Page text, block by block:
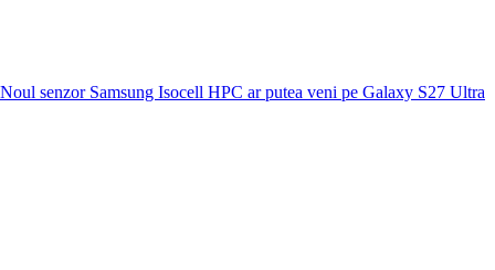
Noul senzor Samsung Isocell HPC ar putea veni pe Galaxy S27 Ultra